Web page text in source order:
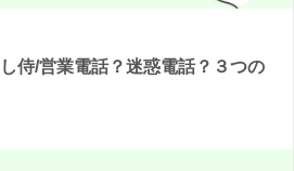
侍/営業電話？迷惑電話？３つの